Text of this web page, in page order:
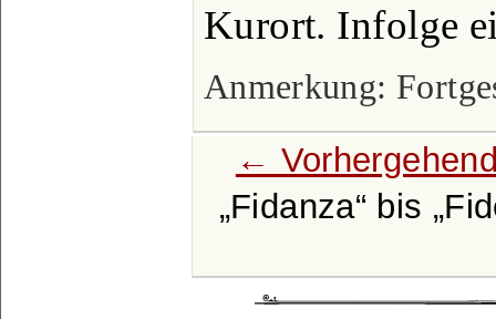
Kurort. Infolge
Anmerkung:
←
Fidanza
bis